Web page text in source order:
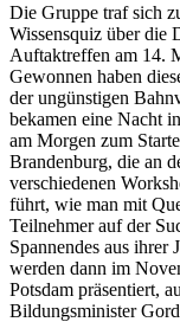
Die Gruppe traf sich
Wissensquiz über die
Auftaktreffen am 14.
Gewonnen haben
der ungünstigen
bekamen eine Nacht
am Morgen zum
Brandenburg, die an
verschiedenen
führt, wie man mit
Teilnehmer auf der
Spannendes aus ihrer
werden dann im
Potsdam präsentiert,
Bildungsminister